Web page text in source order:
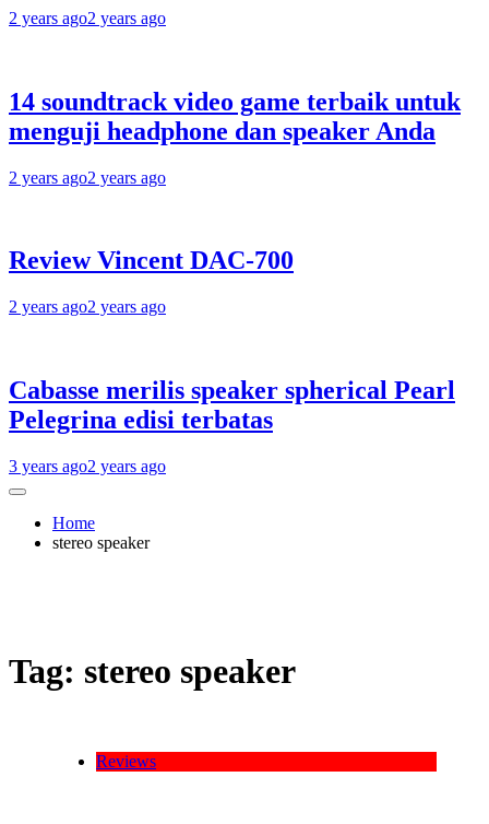
2 years ago2 years ago
14 soundtrack video game terbaik untuk
menguji headphone dan speaker Anda
2 years ago2 years ago
Review Vincent DAC-700
2 years ago2 years ago
Cabasse merilis speaker spherical Pearl
Pelegrina edisi terbatas
3 years ago2 years ago
Home
stereo speaker
Tag: stereo speaker
Reviews